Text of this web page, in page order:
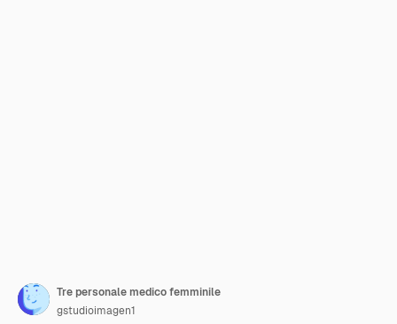
Tre personale medico femminile
gstudioimagen1